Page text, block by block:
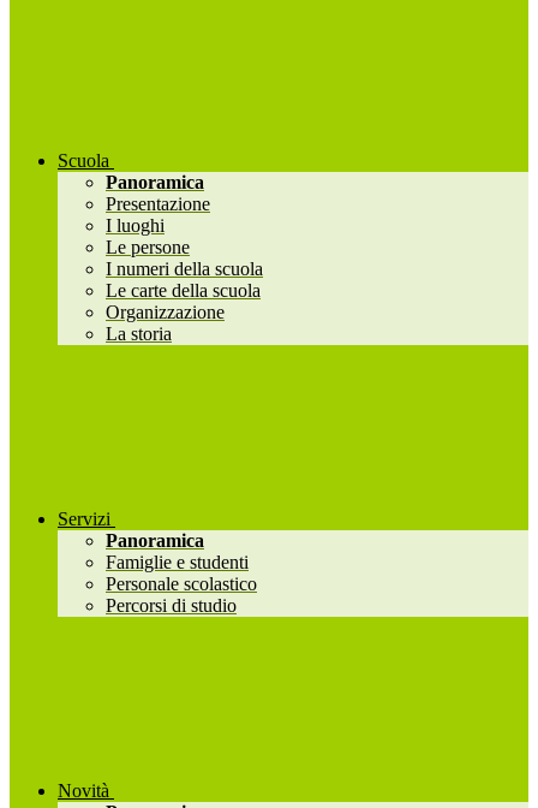
Scuola
Panoramica
Presentazione
I luoghi
Le persone
I numeri della scuola
Le carte della scuola
Organizzazione
La storia
Servizi
Panoramica
Famiglie e studenti
Personale scolastico
Percorsi di studio
Novità